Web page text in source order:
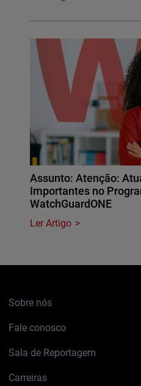
Assunto: Atenção:
Importantes no
WatchGuardONE
Ler Artigo
Sobre nós
Fale conosco
Sala de Reportagem
Carreiras